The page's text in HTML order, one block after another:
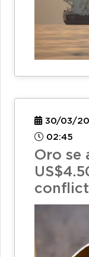
30/03/
02:45
Oro se